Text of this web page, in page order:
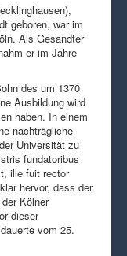
geboren, war im
Als Gesandter
er im Jahre
des um 1370
Ausbildung wird
haben. In einem
nachträgliche
Universität zu
fundatoribus
ille fuit rector
hervor, dass der
Kölner
dieser
vom 25.